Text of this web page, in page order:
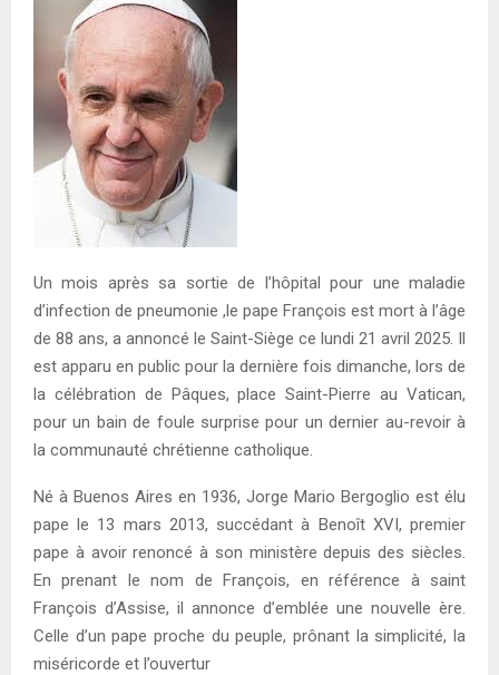
Un mois après sa sortie de l’hôpital pour une maladie
d’infection de pneumonie ,le pape François est mort à l’âge
de 88 ans, a annoncé le Saint-Siège ce lundi 21 avril 2025. Il
est apparu en public pour la dernière fois dimanche, lors de
la célébration de Pâques, place Saint-Pierre au Vatican,
pour un bain de foule surprise pour un dernier au-revoir à
la communauté chrétienne catholique.
Né à Buenos Aires en 1936, Jorge Mario Bergoglio est élu
pape le 13 mars 2013, succédant à Benoît XVI, premier
pape à avoir renoncé à son ministère depuis des siècles.
En prenant le nom de François, en référence à saint
François d’Assise, il annonce d’emblée une nouvelle ère.
Celle d’un pape proche du peuple, prônant la simplicité, la
miséricorde et l’ouvertur